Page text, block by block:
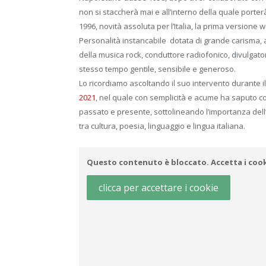
non si staccherà mai e all’interno della quale
1996, novità assoluta per l’Italia, la prima versione
Personalità instancabile dotata di grande
della musica rock, conduttore radiofonico,
stesso tempo gentile, sensibile e generoso.
Lo ricordiamo ascoltando il suo intervento durante
2021, nel quale con semplicità e acume ha saputo
passato e presente, sottolineando l’importanza
tra cultura, poesia, linguaggio e lingua italiana.
Questo contenuto è bloccato. Accetta i
clicca per accettare i cookie